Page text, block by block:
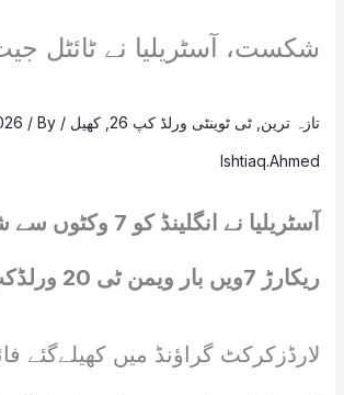
شکست، آسٹریلیا نے ٹائٹل
تازہ ترین ٹی ٹوینٹی ورلڈ کپ 26 , کھیل /
/ By
Ishtiaq.Ahmed
آسٹریلیا نے انگلینڈ
ریکارڑ 7ویں بار ویمن ٹی 20 ورلڈکپ جیت لیا۔
لارڈزکرکٹ گراؤنڈ میں کھیلےگئے